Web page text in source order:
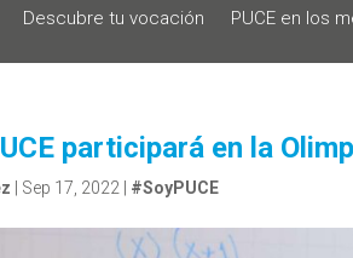
Descubre tu vocación PUCE en los
participará en la
Sep 17, 2022 #SoyPUCE